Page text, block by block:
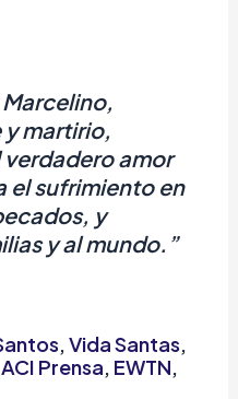
Marcelino,
y martirio,
verdadero amor
el sufrimiento en
y
y al mundo.”
Vida Santas
ACI Prensa EWTN